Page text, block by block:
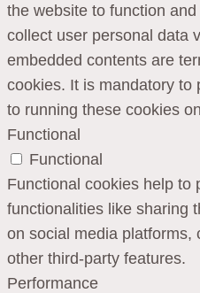
the website to function
collect user personal data
embedded contents are
cookies. It is mandatory to
to running these cookies
Functional
Functional
Functional cookies help to
functionalities like sharing
on social media platforms,
other third-party features.
Performance